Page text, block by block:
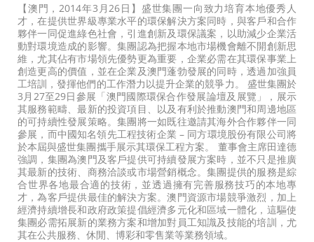
【澳門，2014年3月26日】盛世集團一向致力培育本地優秀人
才，在提供世界級專業水平的環保解決方案同時，與客戶和合作
夥伴一同促進綠色社會，引進創新及環保議案，以助減少企業活
動對環境造成的影響。集團認為把握本地市場機會離不開創新思
維，尤其佔有市場領先優勢更為重要，企業必需在其環保事業上
創造更高的價值，並在企業及澳門蓬勃發展的同時，透過加強員
工培訓，發揮他們的工作潛力以提升企業的競爭力。 盛世集團於
3月27至29日參展「澳門國際環保合作發展論壇及展覽」，展示
其服務範疇、最新的投資項目、以及有利於推動澳門和周邊地區
的可持續性發展策略。集團將一如既往邀請其海外合作夥伴一同
參展，而中國知名領先工程技術企業 – 同方環境股份有限公司將
於本屆與盛世集團攜手展示其環保工程方案。 董事會主席田達德
強調，集團為澳門及客戶提供可持續發展方案時，並不只是推廣
其最新的技術、商務洽談或市場營銷概念。集團提供的服務是綜
合世界各地最合適的技術，並透過擁有完善服務技巧的本地專
才，為客戶提供最佳的解決方案。澳門資源市場競爭激烈，加上
經濟持續增長和政府政策提倡經濟多元化和區域一體化，這驅使
集團必需拓展新的業務方案和增加對員工知識及技能的培訓，尤
其在公共服務、休閒、博彩和零售業等業務領域。